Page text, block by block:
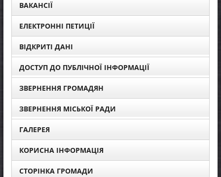
ВАКАНСІЇ
ЕЛЕКТРОННІ ПЕТИЦІЇ
ВІДКРИТІ ДАНІ
ДОСТУП ДО ПУБЛІЧНОЇ ІНФОРМАЦІЇ
ЗВЕРНЕННЯ ГРОМАДЯН
ЗВЕРНЕННЯ МІСЬКОЇ РАДИ
ГАЛЕРЕЯ
КОРИСНА ІНФОРМАЦІЯ
СТОРІНКА ГРОМАДИ